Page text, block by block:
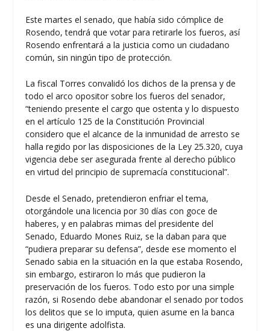
Este martes el senado, que había sido cómplice de
Rosendo, tendrá que votar para retirarle los fueros, así
Rosendo enfrentará a la justicia como un ciudadano
común, sin ningún tipo de protección.
La fiscal Torres convalidó los dichos de la prensa y de
todo el arco opositor sobre los fueros del senador,
“teniendo presente el cargo que ostenta y lo dispuesto
en el artículo 125 de la Constitución Provincial
considero que el alcance de la inmunidad de arresto se
halla regido por las disposiciones de la Ley 25.320, cuya
vigencia debe ser asegurada frente al derecho público
en virtud del principio de supremacía constitucional”.
Desde el Senado, pretendieron enfriar el tema,
otorgándole una licencia por 30 días con goce de
haberes, y en palabras mimas del presidente del
Senado, Eduardo Mones Ruiz, se la daban para que
“pudiera preparar su defensa”, desde ese momento el
Senado sabia en la situación en la que estaba Rosendo,
sin embargo, estiraron lo más que pudieron la
preservación de los fueros. Todo esto por una simple
razón, si Rosendo debe abandonar el senado por todos
los delitos que se lo imputa, quien asume en la banca
es una dirigente adolfista.